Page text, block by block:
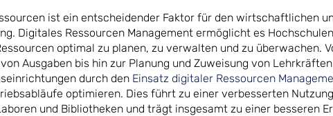
ist ein entscheidender Faktor für den wirtschaftlichen
Digitales Ressourcen Management ermöglicht es
optimal zu planen, zu verwalten und zu überwachen.
Ausgaben bis hin zur Planung und Zuweisung von
durch den Einsatz digitaler Ressourcen
optimieren. Dies führt zu einer verbesserten
und Bibliotheken und trägt insgesamt zu einer besseren